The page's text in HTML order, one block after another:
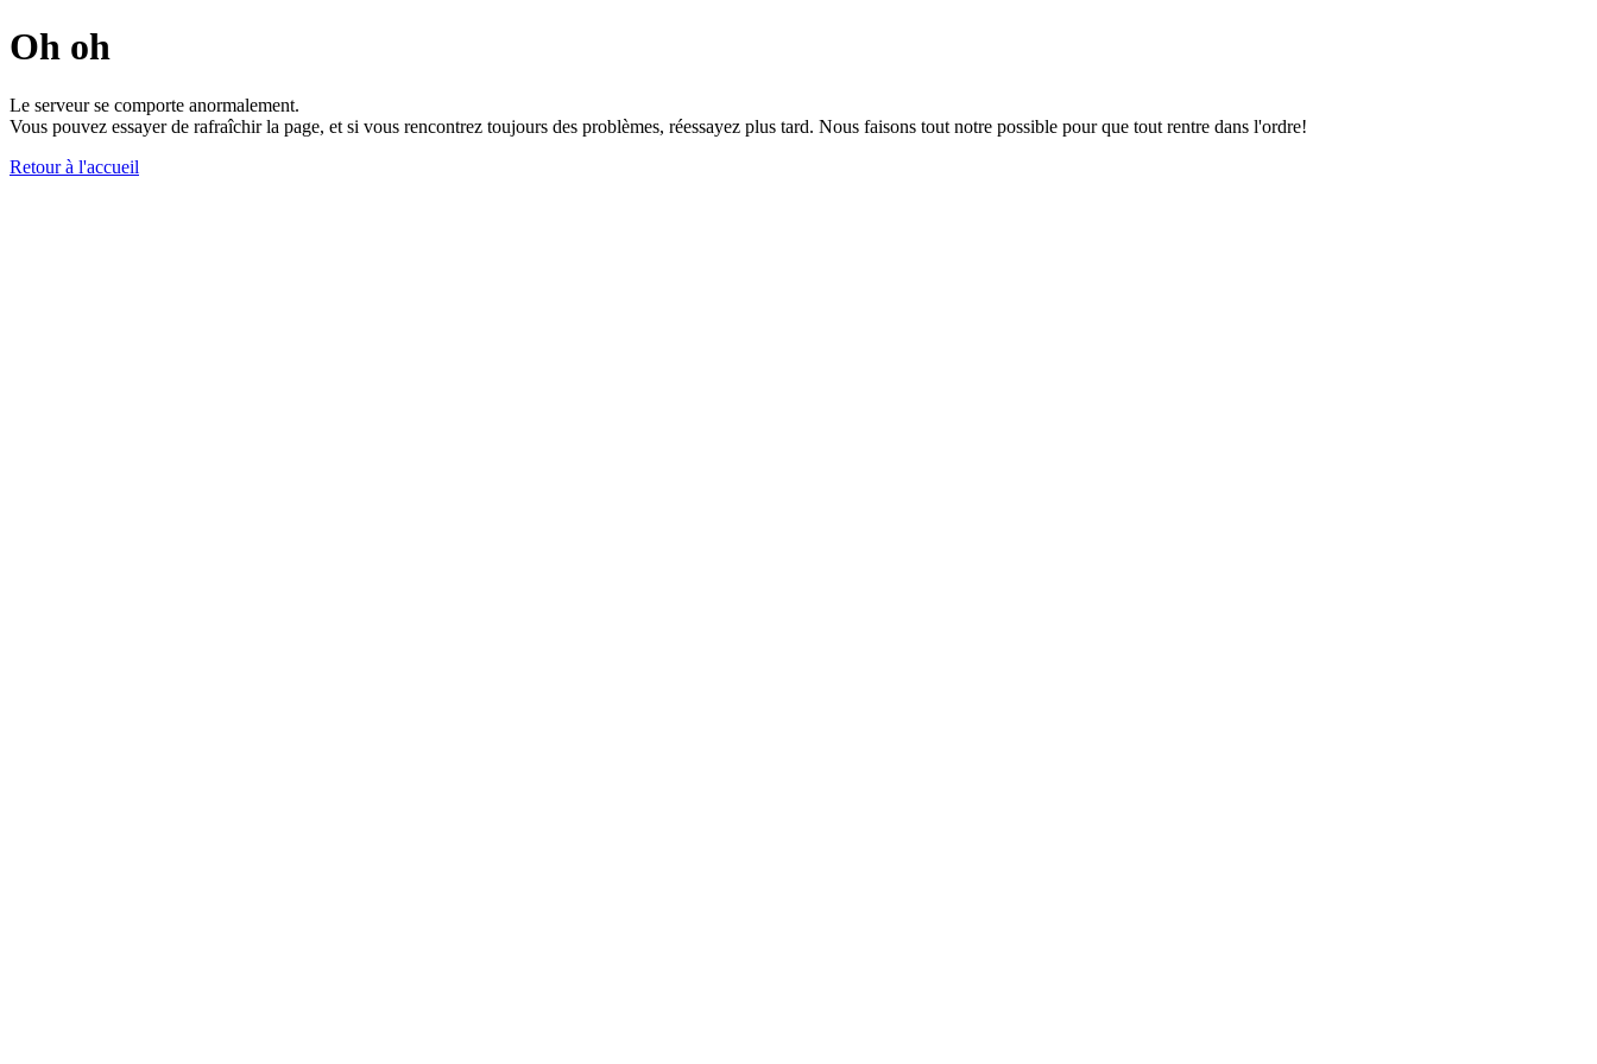
Oh oh
Le serveur se comporte anormalement.
Vous pouvez essayer de rafraîchir la page, et si vous rencontrez toujours des problèmes, réessayez plus tard. Nous faisons tout notre possible pour que tout rentre dans l'ordre!
Retour à l'accueil